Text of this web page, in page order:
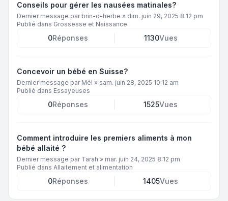
Conseils pour gérer les nausées matinales?
Dernier message par brin-d-herbe » dim. juin 29, 2025 8:12 pm
Publié dans Grossesse et Naissance
0Réponses 1130Vues
Concevoir un bébé en Suisse?
Dernier message par Mél » sam. juin 28, 2025 10:12 am
Publié dans Essayeuses
0Réponses 1525Vues
Comment introduire les premiers aliments à mon
bébé allaité ?
Dernier message par Tarah » mar. juin 24, 2025 8:12 pm
Publié dans Allaitement et alimentation
0Réponses 1405Vues